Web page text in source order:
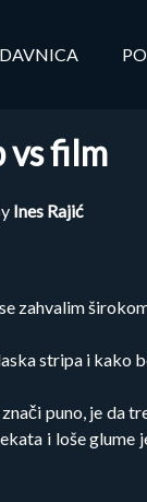
vs film
Ines Rajić
zahvalim
stripa i kako
puno, je da
i loše glume